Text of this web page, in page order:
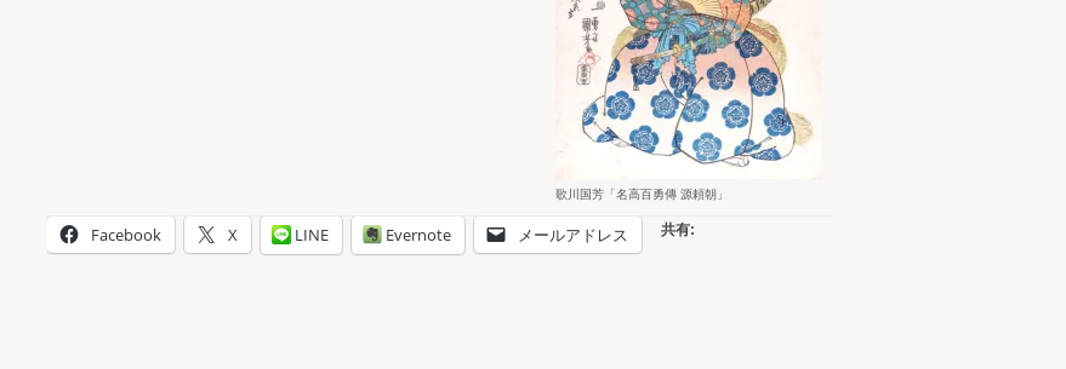
歌川国芳「名高百勇傳 源頼朝」
共有:
Facebook X LINE Evernote メールアドレス